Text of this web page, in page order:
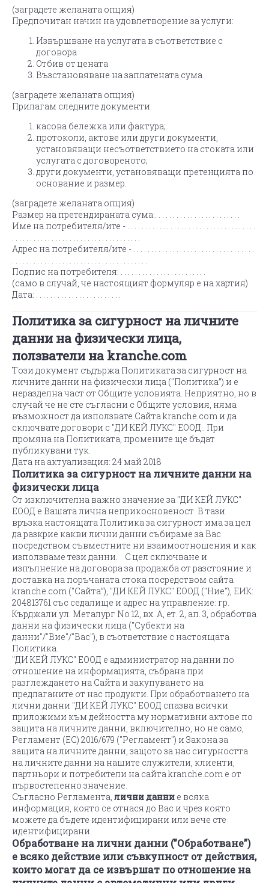
(заградете желаната опция)
Предпочитан начин на удовлетворение за услуги:
Извършване на услугата в съответствие с
договора
Отбив от цената
Възстановяване на заплатената сума
(заградете желаната опция)
Прилагам следните документи:
касова бележка или фактура;
протоколи, актове или други документи,
установяващи несъответствието на стоката или
услугата с договореното;
други документи, установяващи претенцията по
основание и размер.
(заградете желаната опция)
Размер на претендираната сума:. . . . . . . . . . . . . . . . . . . . . . . .
Име на потребителя/ите - . . . . . . . . . . . . . . . . . . . . . . . . . . . . . . . . . . . .
. . . . . . . . . . . . . . . . . . . . . . . . . . . . . . . . . . . .
Адрес на потребителя/ите - . . . . . . . . . . . . . . . . . . . . . . . . . . . . . . . . . .
. . . . . . . . . . . . . . . . . . . . . . . . . . . . . . . . . . . . . .
Подпис на потребителя: . . . . . . . . . . . . . . . . . . . . . . . .
(само в случай, че настоящият формуляр е на хартия)
Дата: . . . . . . . . . . . . . . . . . . . . . . . .
Политика за сигурност на личните
данни на физически лица,
ползватели на kranche.com
Tози документ съдържа Политиката за сигурност на
личните данни на физически лица ("Политика”) и е
неразделна част от Общите условията. Неприятно, но в
случай че не сте съгласни с Общите условия, няма
възможност да използвате Сайта kranche.com и да
сключвате договори с "ДИ КЕЙ ЛУКС" ЕООД.. При
промяна на Политиката, промените ще бъдат
публикувани тук.
Дата на актуализация: 24 май 2018
Политика за сигурност на личните данни на
физически лица
От изключителна важно значение за "ДИ КЕЙ ЛУКС"
ЕООД е Вашата лична неприкосновеност. В тази
връзка настоящата Политика за сигурност има за цел
да разкрие какви лични данни събираме за Вас
посредством съвместните ни взаимоотношения и как
използваме тези данни. С цел сключване и
изпълнение на договора за продажба от разстояние и
доставка на поръчаната стока посредством сайта
kranche.com ("Сайта”), "ДИ КЕЙ ЛУКС" ЕООД ("Ние"), ЕИК:
204813761 със седалище и адрес на управление: гр.
Кърджали ул. Металург No 12, вх. А, ет. 2, ап. 3, обработва
данни на физически лица ("Субекти на
данни"/"Вие"/"Вас"), в съответствие с настоящата
Политика.
"ДИ КЕЙ ЛУКС" ЕООД е администратор на данни по
отношение на информацията, събрана при
разглеждането на Сайта и закупуването на
предлаганите от нас продукти. При обработването на
лични данни "ДИ КЕЙ ЛУКС" ЕООД спазва всички
приложими към дейността му нормативни актове по
защита на личните данни, включително, но не само,
Регламент (ЕС) 2016/679 ("Регламент") и Закона за
защита на личните данни, защото за нас сигурността
на личните данни на нашите служители, клиенти,
партньори и потребители на сайта kranche.com e от
първостепенно значение.
Съгласно Регламента, лични данни е всяка
информация, която се отнася до Вас и чрез която
можете да бъдете идентифицирани или вече сте
идентифицирани.
Обработване на лични данни (”Обработване”)
е всяко действие или съвкупност от действия,
които могат да се извършат по отношение на